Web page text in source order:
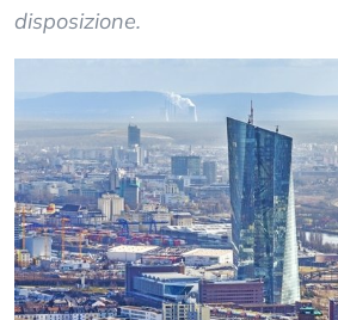
disposizione.